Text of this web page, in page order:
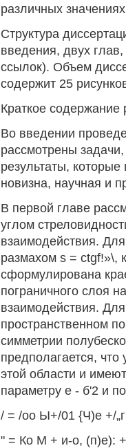
различных
Структура
введения, двух
ссылок). Объем
содержит 25
Краткое содержание
Во введении
рассмотрены
результаты,
новизна, научная и
В первой главе
углом
взаимодействия.
размахом s = ctgf!»\,
сформулирована
пограничного слоя
взаимодействия.
пространственном
симметрии
предполагается,
этой области и
параметру е - б'2 и
/ = /оо Ы+/01 {Ч)е +/
" = Ко М + и-о, (п)е):